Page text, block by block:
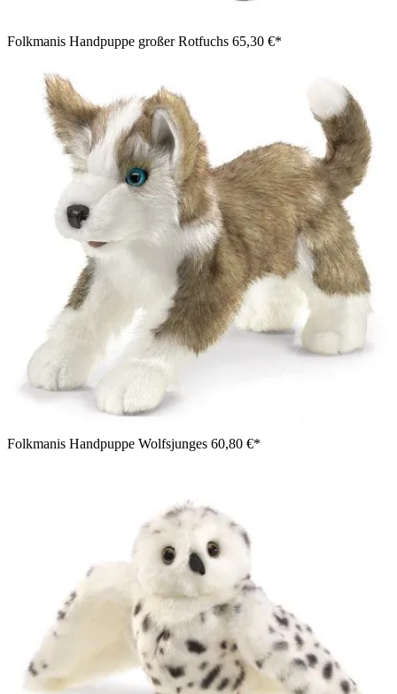
Folkmanis Handpuppe großer Rotfuchs 65,30 €*
Folkmanis Handpuppe Wolfsjunges 60,80 €*